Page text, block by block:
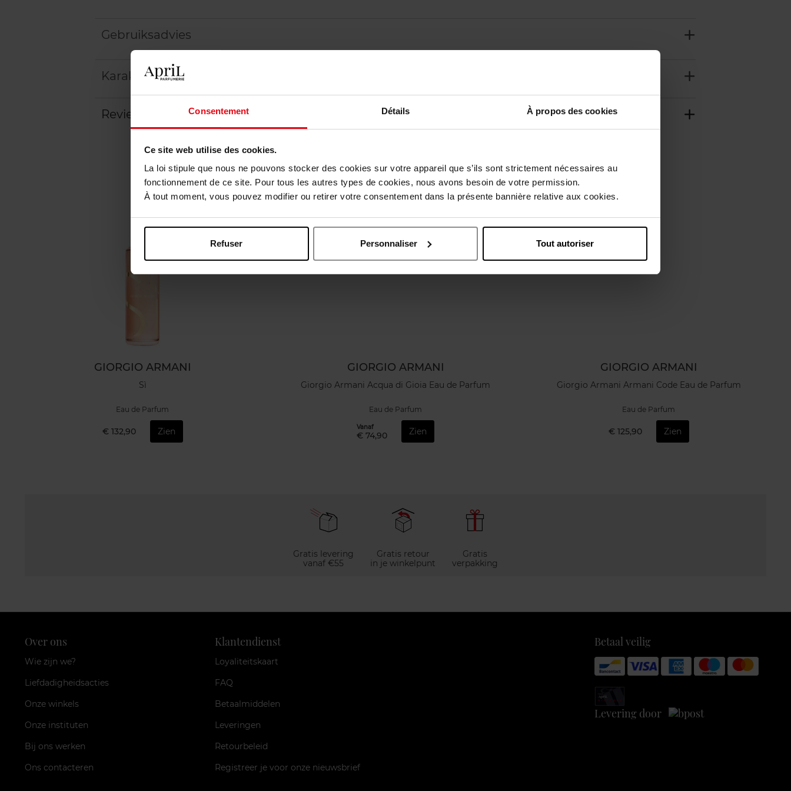
Consentement Détails À propos des cookies
Ce site web utilise des cookies.
La loi stipule que nous ne pouvons stocker des cookies sur votre appareil que s’ils sont strictement nécessaires au
fonctionnement de ce site. Pour tous les autres types de cookies, nous avons besoin de votre permission.
À tout moment, vous pouvez modifier ou retirer votre consentement dans la présente bannière relative aux cookies.
Refuser Personnaliser Tout autoriser
Gebruiksadvies
Karakteristieken
Review
GIORGIO ARMANI
Sì
Eau de Parfum
€ 132,90 Zien
GIORGIO ARMANI
Giorgio Armani Acqua di Gioia Eau de Parfum
Eau de Parfum
Vanaf
€ 74,90 Zien
GIORGIO ARMANI
Giorgio Armani Armani Code Eau de Parfum
Eau de Parfum
€ 125,90 Zien
Gratis levering
vanaf €55
Gratis retour
in je winkelpunt
Gratis
verpakking
Over ons
Wie zijn we?
Liefdadigheidsacties
Onze winkels
Onze instituten
Bij ons werken
Ons contacteren
Klantendienst
Loyaliteitskaart
FAQ
Betaalmiddelen
Leveringen
Retourbeleid
Registreer je voor onze nieuwsbrief
Betaal veilig
Levering door